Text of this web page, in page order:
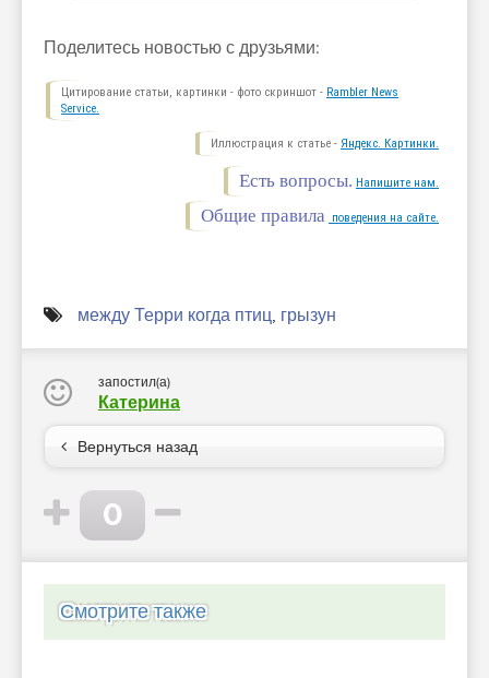
Поделитесь новостью с друзьями:
Цитирование статьи, картинки - фото скриншот - Rambler News
Service.
Иллюстрация к статье - Яндекс. Картинки.
Есть вопросы. Напишите нам.
Общие правила поведения на сайте.
между Терри когда птиц, грызун
запостил(а)
Катерина
Вернуться назад
0
Смотрите также